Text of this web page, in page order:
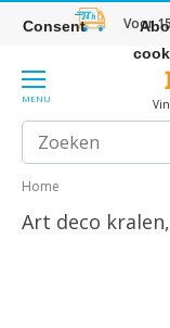
Voor
MENU
Home
Art deco
Consent